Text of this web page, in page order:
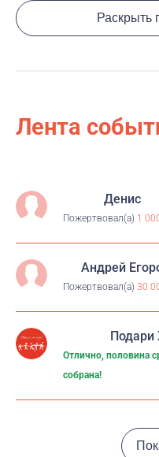
Жмите красную кнопку
Ваша Ксения Масчан
Раскрыть
Лента
Денис
Пожертвовал(а) 1
Андрей
Пожертвовал(а) 30
Подари
Отлично, половина
собрана!